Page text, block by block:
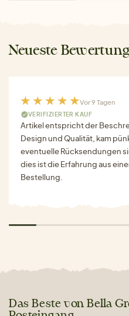
Neueste
Vor 9 Tagen
VERIFIZIERTER KAUF
Artikel entspricht der
Design und Qualität, kam
eventuelle Rücksendungen
dies ist die Erfahrung aus
Bestellung.
Das Beste von Bella